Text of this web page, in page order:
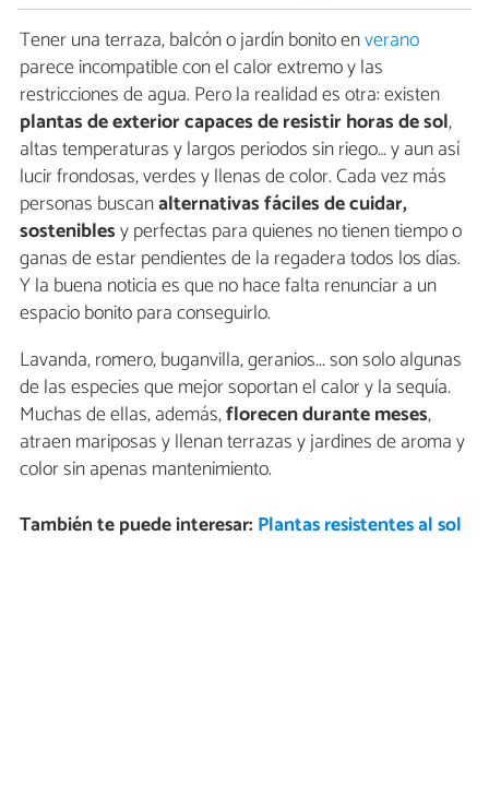
Tener una terraza, balcón o jardín bonito enverano
parece incompatible con el calor extremo y las
restricciones de agua. Pero la realidad es otra: existen
plantas de exterior capaces de resistir horas de sol,
altas temperaturas y largos periodos sin riego… y aun así
lucir frondosas, verdes y llenas de color. Cada vez más
personas buscanalternativas fáciles de cuidar,
sosteniblesy perfectas para quienes no tienen tiempo o
ganas de estar pendientes de la regadera todos los días.
Y la buena noticia es que no hace falta renunciar a un
espacio bonito para conseguirlo.
Lavanda, romero, buganvilla, geranios... son solo algunas
de las especies que mejor soportan el calor y la sequía.
Muchas de ellas, además,florecen durante meses,
atraen mariposas y llenan terrazas y jardines de aroma y
color sin apenas mantenimiento.
También te puede interesar: Plantas resistentes al sol